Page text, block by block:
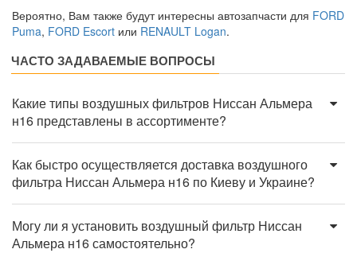
Вероятно, Вам также будут интересны автозапчасти для FORD
Puma, FORD Escort или RENAULT Logan.
ЧАСТО ЗАДАВАЕМЫЕ ВОПРОСЫ
Какие типы воздушных фильтров Ниссан Альмера
н16 представлены в ассортименте?
Как быстро осуществляется доставка воздушного
фильтра Ниссан Альмера н16 по Киеву и Украине?
Могу ли я установить воздушный фильтр Ниссан
Альмера н16 самостоятельно?